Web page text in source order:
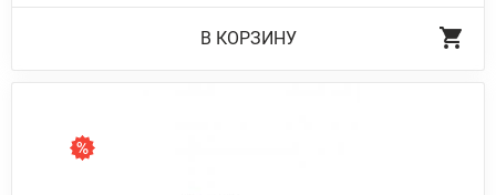
В КОРЗИНУ